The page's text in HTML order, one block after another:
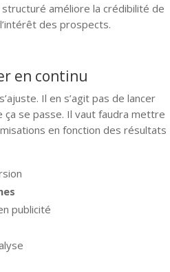
structuré améliore la crédibilité de
des prospects.
en continu
Il en s’agit pas de lancer
ça se passe. Il vaut faudra mettre
en fonction des résultats
publicité